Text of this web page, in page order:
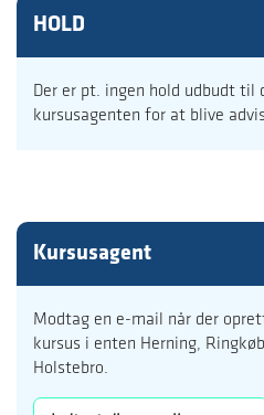
HOLD
Der er pt. ingen hold udbudt til
kursusagenten for at blive
Kursusagent
Modtag en e-mail når der
kursus i enten Herning,
Holstebro.